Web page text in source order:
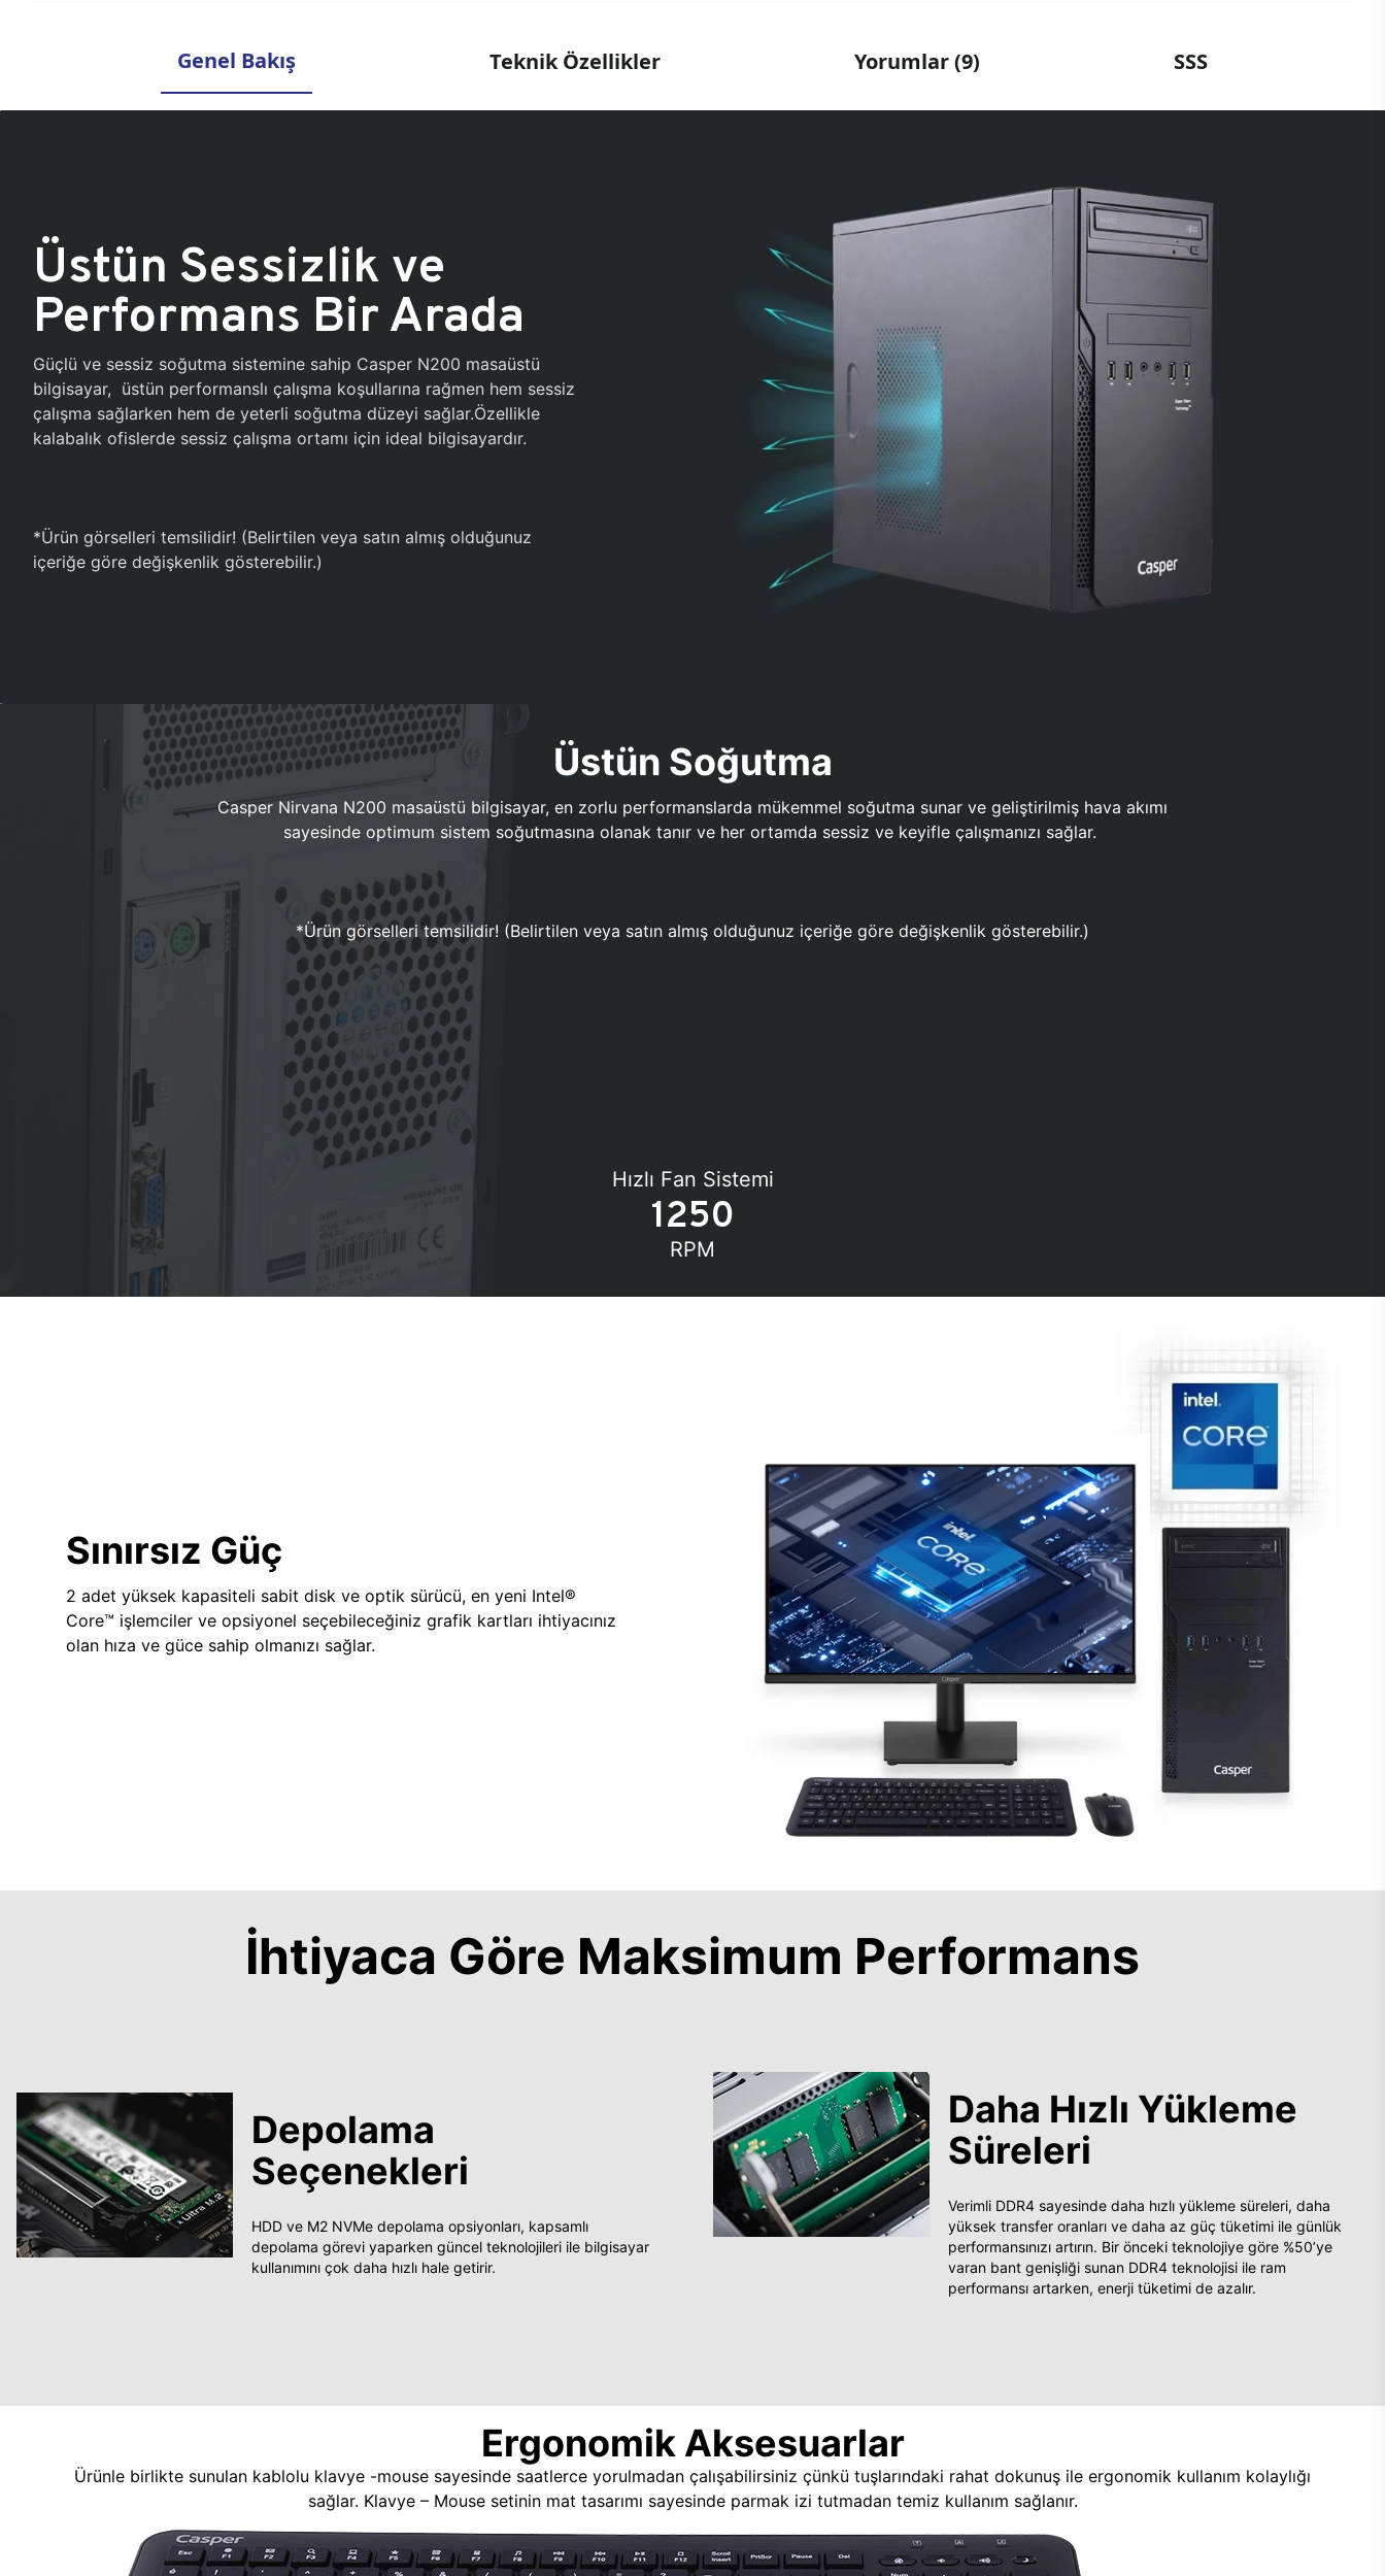
Genel Bakış Teknik Özellikler Yorumlar (9) SSS
Üstün Sessizlik ve
Performans Bir Arada
Güçlü ve sessiz soğutma sistemine sahip Casper N200 masaüstü
bilgisayar, üstün performanslı çalışma koşullarına rağmen hem sessiz
çalışma sağlarken hem de yeterli soğutma düzeyi sağlar.Özellikle
kalabalık ofislerde sessiz çalışma ortamı için ideal bilgisayardır.
*Ürün görselleri temsilidir! (Belirtilen veya satın almış olduğunuz
içeriğe göre değişkenlik gösterebilir.)
Üstün Soğutma
Casper Nirvana N200 masaüstü bilgisayar, en zorlu performanslarda mükemmel soğutma sunar ve geliştirilmiş hava akımı
sayesinde optimum sistem soğutmasına olanak tanır ve her ortamda sessiz ve keyifle çalışmanızı sağlar.
*Ürün görselleri temsilidir! (Belirtilen veya satın almış olduğunuz içeriğe göre değişkenlik gösterebilir.)
Hızlı Fan Sistemi
1250
RPM
Sınırsız Güç
2 adet yüksek kapasiteli sabit disk ve optik sürücü, en yeni Intel®
Core™ işlemciler ve opsiyonel seçebileceğiniz grafik kartları ihtiyacınız
olan hıza ve güce sahip olmanızı sağlar.
İhtiyaca Göre Maksimum Performans
Depolama
Seçenekleri
HDD ve M2 NVMe depolama opsiyonları, kapsamlı
depolama görevi yaparken güncel teknolojileri ile bilgisayar
kullanımını çok daha hızlı hale getirir.
Daha Hızlı Yükleme
Süreleri
Verimli DDR4 sayesinde daha hızlı yükleme süreleri, daha
yüksek transfer oranları ve daha az güç tüketimi ile günlük
performansınızı artırın. Bir önceki teknolojiye göre %50’ye
varan bant genişliği sunan DDR4 teknolojisi ile ram
performansı artarken, enerji tüketimi de azalır.
Ergonomik Aksesuarlar
Ürünle birlikte sunulan kablolu klavye -mouse sayesinde saatlerce yorulmadan çalışabilirsiniz çünkü tuşlarındaki rahat dokunuş ile ergonomik kullanım kolaylığı
sağlar. Klavye – Mouse setinin mat tasarımı sayesinde parmak izi tutmadan temiz kullanım sağlanır.